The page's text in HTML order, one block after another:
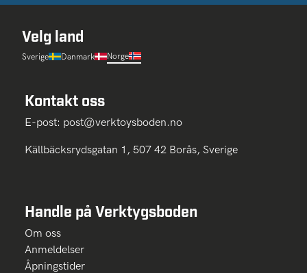
Velg land
Sverige Danmark Norge
Kontakt oss
E-post: post@verktoysboden.no
Källbäcksrydsgatan 1, 507 42 Borås, Sverige
Handle på Verktygsboden
Om oss
Anmeldelser
Åpningstider